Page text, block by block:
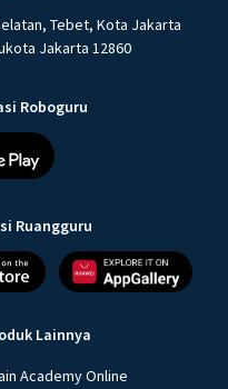
Tebet, Kota Jakarta
Jakarta 12860
Roboguru
Ruangguru
Lainnya
Academy Online